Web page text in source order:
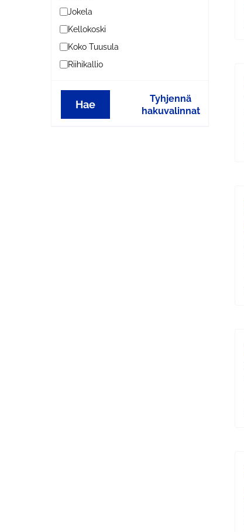
Jokela
Kellokoski
Koko Tuusula
Riihikallio
Hae
Tyhjennä
hakuvalinnat